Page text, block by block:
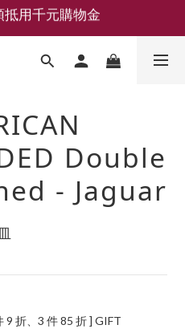
用千元購物金
用千元購物金
用千元購物金
Double
- Jaguar
9 折、3 件 85 折 ] GIFT